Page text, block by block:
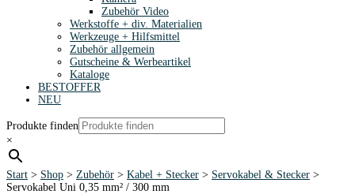
Zubehör Video
Werkstoffe + div. Materialien
Werkzeuge + Hilfsmittel
Zubehör allgemein
Gutscheine & Werbeartikel
Kataloge
BESTOFFER
NEU
Produkte finden
×
Start > Shop > Zubehör > Kabel + Stecker > Servokabel & Stecker >
Servokabel Uni 0,35 mm² / 300 mm